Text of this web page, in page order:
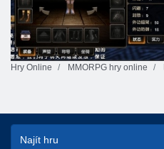
Hry Online MMORPG hry online